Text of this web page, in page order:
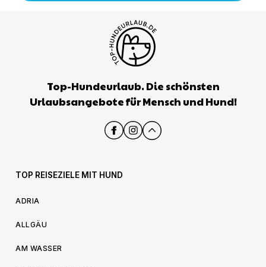
Top-Hundeurlaub. Die schönsten
Urlaubsangebote für Mensch und Hund!
TOP REISEZIELE MIT HUND
ADRIA
ALLGÄU
AM WASSER